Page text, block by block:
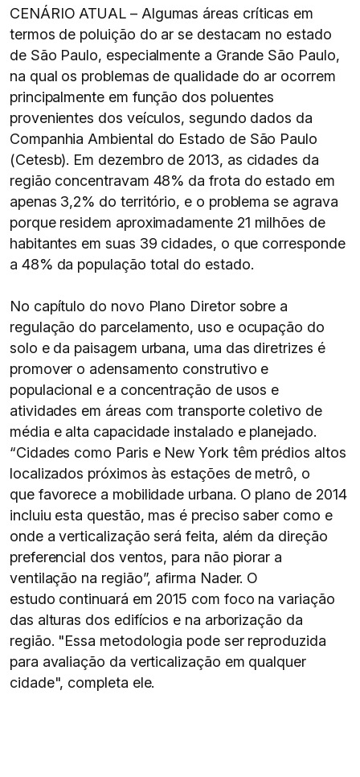
CENÁRIO ATUAL – Algumas áreas críticas em
termos de poluição do ar se destacam no estado
de São Paulo, especialmente a Grande São Paulo,
na qual os problemas de qualidade do ar ocorrem
principalmente em função dos poluentes
provenientes dos veículos, segundo dados da
Companhia Ambiental do Estado de São Paulo
(Cetesb). Em dezembro de 2013, as cidades da
região concentravam 48% da frota do estado em
apenas 3,2% do território, e o problema se agrava
porque residem aproximadamente 21 milhões de
habitantes em suas 39 cidades, o que corresponde
a 48% da população total do estado.
No capítulo do novo Plano Diretor sobre a
regulação do parcelamento, uso e ocupação do
solo e da paisagem urbana, uma das diretrizes é
promover o adensamento construtivo e
populacional e a concentração de usos e
atividades em áreas com transporte coletivo de
média e alta capacidade instalado e planejado.
“Cidades como Paris e New York têm prédios altos
localizados próximos às estações de metrô, o
que favorece a mobilidade urbana. O plano de 2014
incluiu esta questão, mas é preciso saber como e
onde a verticalização será feita, além da direção
preferencial dos ventos, para não piorar a
ventilação na região”, afirma Nader. O
estudo continuará em 2015 com foco na variação
das alturas dos edifícios e na arborização da
região. "Essa metodologia pode ser reproduzida
para avaliação da verticalização em qualquer
cidade", completa ele.